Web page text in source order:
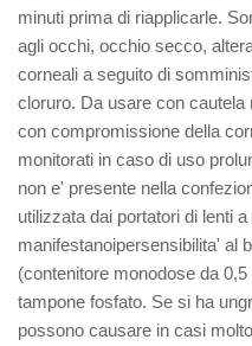
minuti prima di riapplicarle.
agli occhi, occhio secco,
corneali a seguito di
cloruro. Da usare con
con compromissione della
monitorati in caso di uso
non e' presente nella
utilizzata dai portatori di lenti
manifestanoipersensibilita' al
(contenitore monodose da
tampone fosfato. Se si ha
possono causare in casi